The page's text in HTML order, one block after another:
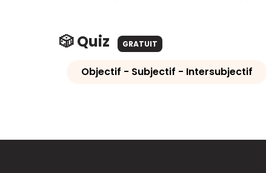
🎲 Quiz GRATUIT
Objectif - Subjectif - Intersubjectif